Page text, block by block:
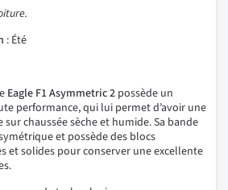
: Été
Eagle F1 Asymmetric 2 possède un
performance, qui lui permet d’avoir une
chaussée sèche et humide. Sa bande
et possède des blocs
et solides pour conserver une excellente